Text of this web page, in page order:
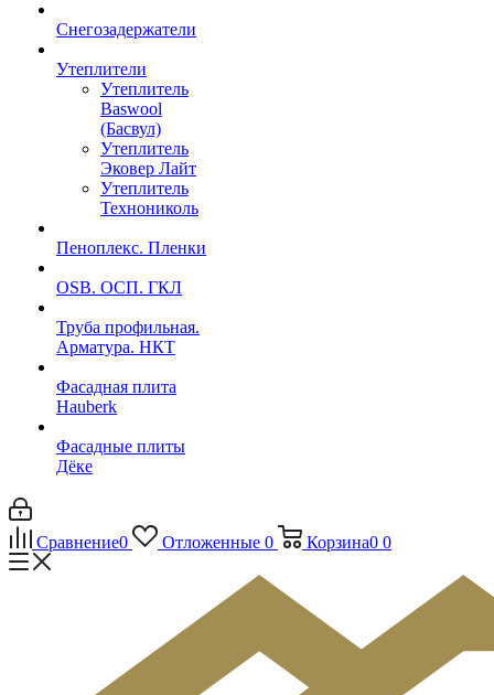
Снегозадержатели
Утеплители
Утеплитель
Baswool
(Басвул)
Утеплитель
Эковер Лайт
Утеплитель
Технониколь
Пеноплекс. Пленки
OSB. ОСП. ГКЛ
Труба профильная.
Арматура. НКТ
Фасадная плита
Hauberk
Фасадные плиты
Дёке
Сравнение0 Отложенные 0 Корзина0 0